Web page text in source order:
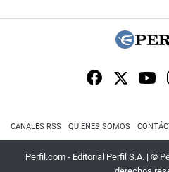
CANALES RSS QUIENES SOMOS
Perfil.com - Editorial Perfil S.A. | ©